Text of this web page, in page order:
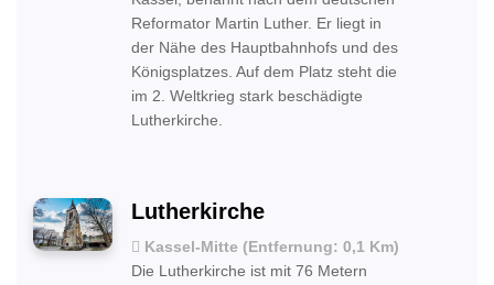
Reformator Martin Luther. Er liegt in
der Nähe des Hauptbahnhofs und des
Königsplatzes. Auf dem Platz steht die
im 2. Weltkrieg stark beschädigte
Lutherkirche.
Lutherkirche
Kassel-Mitte (Entfernung: 0,1 Km)
Die Lutherkirche ist mit 76 Metern